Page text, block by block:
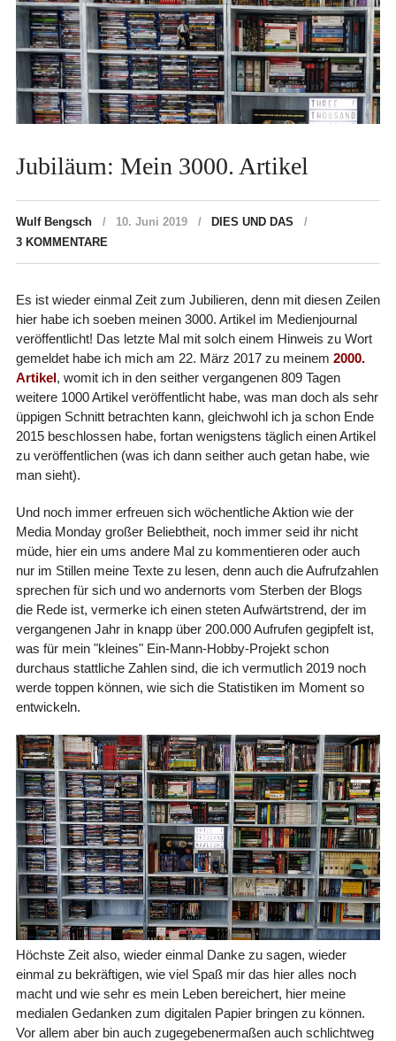
Jubiläum: Mein 3000. Artikel
Wulf Bengsch 10. Juni 2019
DIES UND DAS
3 KOMMENTARE
Es ist wieder einmal Zeit zum Jubilieren, denn mit diesen Zeilen
hier habe ich soeben meinen 3000. Artikel im Medienjournal
veröffentlicht! Das letzte Mal mit solch einem Hinweis zu Wort
gemeldet habe ich mich am 22. März 2017 zu meinem 2000.
Artikel, womit ich in den seither vergangenen 809 Tagen
weitere 1000 Artikel veröffentlicht habe, was man doch als sehr
üppigen Schnitt betrachten kann, gleichwohl ich ja schon Ende
2015 beschlossen habe, fortan wenigstens täglich einen Artikel
zu veröffentlichen (was ich dann seither auch getan habe, wie
man sieht).
Und noch immer erfreuen sich wöchentliche Aktion wie der
Media Monday großer Beliebtheit, noch immer seid ihr nicht
müde, hier ein ums andere Mal zu kommentieren oder auch
nur im Stillen meine Texte zu lesen, denn auch die Aufrufzahlen
sprechen für sich und wo andernorts vom Sterben der Blogs
die Rede ist, vermerke ich einen steten Aufwärtstrend, der im
vergangenen Jahr in knapp über 200.000 Aufrufen gegipfelt ist,
was für mein "kleines" Ein-Mann-Hobby-Projekt schon
durchaus stattliche Zahlen sind, die ich vermutlich 2019 noch
werde toppen können, wie sich die Statistiken im Moment so
entwickeln.
Höchste Zeit also, wieder einmal Danke zu sagen, wieder
einmal zu bekräftigen, wie viel Spaß mir das hier alles noch
macht und wie sehr es mein Leben bereichert, hier meine
medialen Gedanken zum digitalen Papier bringen zu können.
Vor allem aber bin auch zugegebenermaßen auch schlichtweg